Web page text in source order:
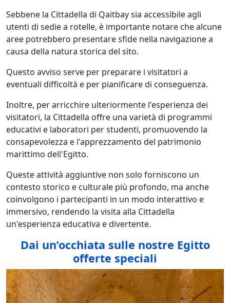
Sebbene la Cittadella di Qaitbay sia accessibile agli
utenti di sedie a rotelle, è importante notare che alcune
aree potrebbero presentare sfide nella navigazione a
causa della natura storica del sito.
Questo avviso serve per preparare i visitatori a
eventuali difficoltà e per pianificare di conseguenza.
Inoltre, per arricchire ulteriormente l'esperienza dei
visitatori, la Cittadella offre una varietà di programmi
educativi e laboratori per studenti, promuovendo la
consapevolezza e l'apprezzamento del patrimonio
marittimo dell'Egitto.
Queste attività aggiuntive non solo forniscono un
contesto storico e culturale più profondo, ma anche
coinvolgono i partecipanti in un modo interattivo e
immersivo, rendendo la visita alla Cittadella
un'esperienza educativa e divertente.
Dai un’occhiata sulle nostre Egitto
offerte speciali